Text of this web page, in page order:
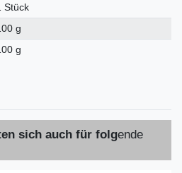
Stück
g
g
sich auch für folgende